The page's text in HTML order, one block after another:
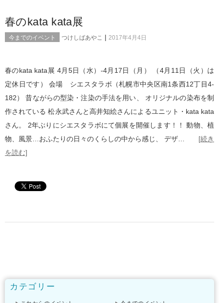
春のkata kata展
今までのイベント つけしばあやこ | 2017年4月4日
春のkata kata展 4月5日（水）-4月17日（月） （4月11日（火）は
定休日です） 会場 シエスタラボ（札幌市中央区南1条西12丁目4-
182） 昔ながらの型染・注染の手法を用い、 オリジナルの染布を制
作されている 松永武さんと高井知絵さんによるユニット・kata kata
さん。 2年ぶりにシエスタラボにて個展を開催します！！ 動物、植
物、風景…おふたりの日々のくらしの中から感じ、 デザ… [続き
を読む]
カテゴリー